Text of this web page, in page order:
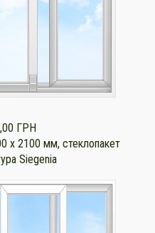
ГРН
x 2100 мм, стеклопакет
Siegenia